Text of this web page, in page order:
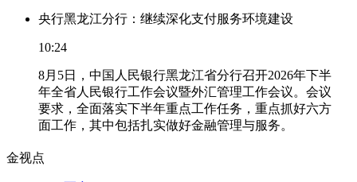
央行黑龙江分行：继续深化支付服务环境建设
10:24
8月5日，中国人民银行黑龙江省分行召开2026年下半
年全省人民银行工作会议暨外汇管理工作会议。会议
要求，全面落实下半年重点工作任务，重点抓好六方
面工作，其中包括扎实做好金融管理与服务。
金视点